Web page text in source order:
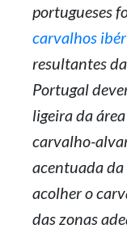
portugueses
carvalhos
resultantes
Portugal
ligeira da
carvalho-
acentuada da
acolher o
das zonas